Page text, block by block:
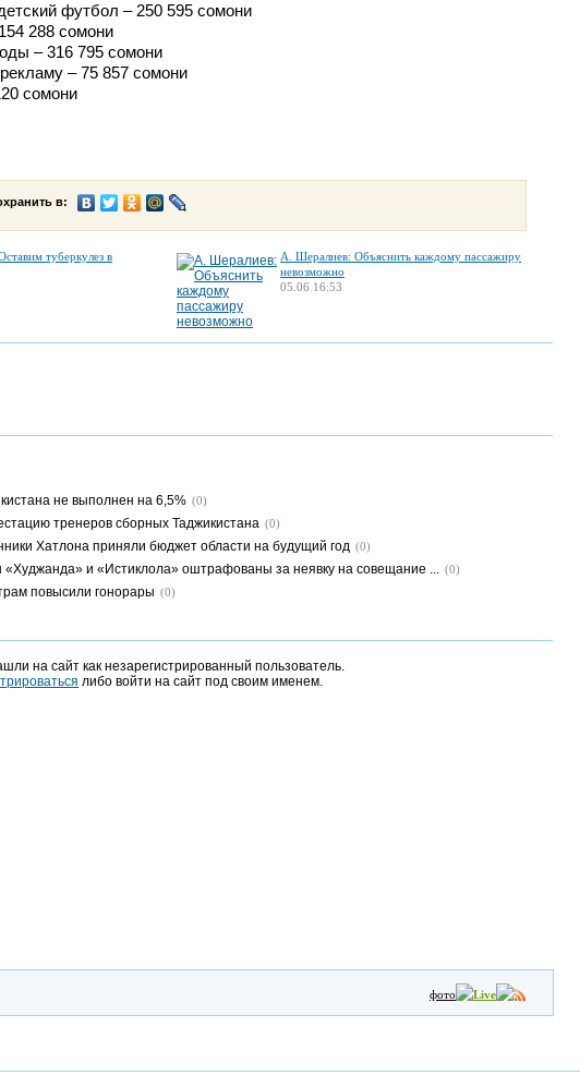
футбол – 250 595 сомони
288 сомони
– 316 795 сомони
– 75 857 сомони
сомони
в:
туберкулез в
А. Шералиев: Объяснить каждому пассажиру
невозможно
05.06 16:53
не выполнен на 6,5% (0)
тренеров сборных Таджикистана (0)
Хатлона приняли бюджет области на будущий год (0)
«Худжанда» и «Истиклола» оштрафованы за неявку на совещание ... (0)
повысили гонорары (0)
на сайт как незарегистрированный пользователь.
либо войти на сайт под своим именем.
фото Live